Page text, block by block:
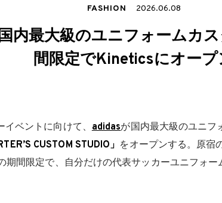
FASHION 2026.06.08
内最大級のユニフォームカ
間限定でKineticsにオープ
イベントに向けて、adidasが国内最大級のユニフ
CUSTOM STUDIO」 をオープンする。原宿
期間限定で、自分だけの代表サッカーユニフォ